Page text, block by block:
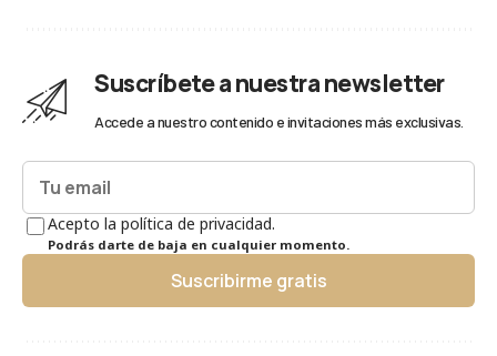
Suscríbete a nuestra newsletter
Accede a nuestro contenido e invitaciones más exclusivas.
Acepto la política de privacidad.
Podrás darte de baja en cualquier momento.
Suscribirme gratis